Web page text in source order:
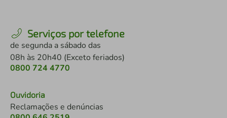
Serviços por telefone
de segunda a sábado das
08h às 20h40 (Exceto feriados)
0800 724 4770
Ouvidoria
Reclamações e denúncias